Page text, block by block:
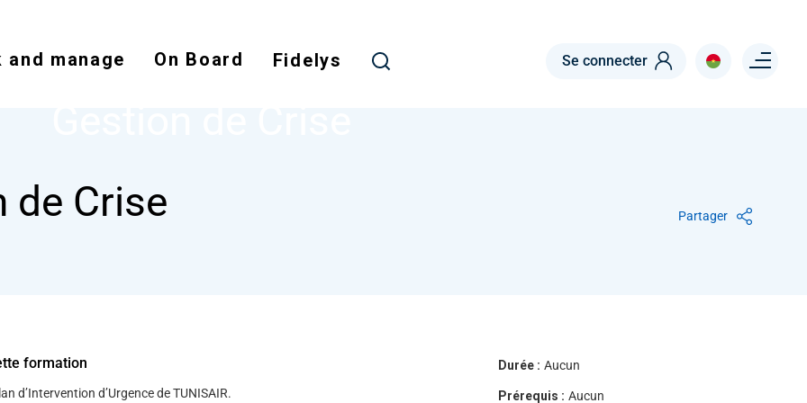
main
and manage On Board Fidelys Se connecter Menu right
NODE GESTION DE CRISE
de Crise Partager
formation
d’Intervention d’Urgence de TUNISAIR.
Durée : Aucun
Prérequis : Aucun